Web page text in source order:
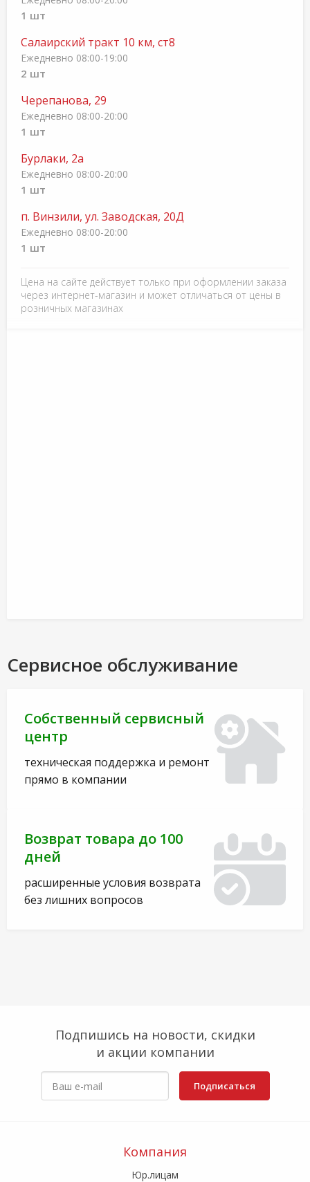
1 шт
Салаирский тракт 10 км, ст8
Ежедневно 08:00-19:00
2 шт
Черепанова, 29
Ежедневно 08:00-20:00
1 шт
Бурлаки, 2а
Ежедневно 08:00-20:00
1 шт
п. Винзили, ул. Заводская, 20Д
Ежедневно 08:00-20:00
1 шт
Цена на сайте действует только при оформлении заказа
через интернет-магазин и может отличаться от цены в
розничных магазинах
Сервисное обслуживание
Собственный сервисный
центр
техническая поддержка и ремонт
прямо в компании
Возврат товара до 100
дней
расширенные условия возврата
без лишних вопросов
Подпишись на новости, скидки
и акции компании
Подписаться
Компания
Юр.лицам